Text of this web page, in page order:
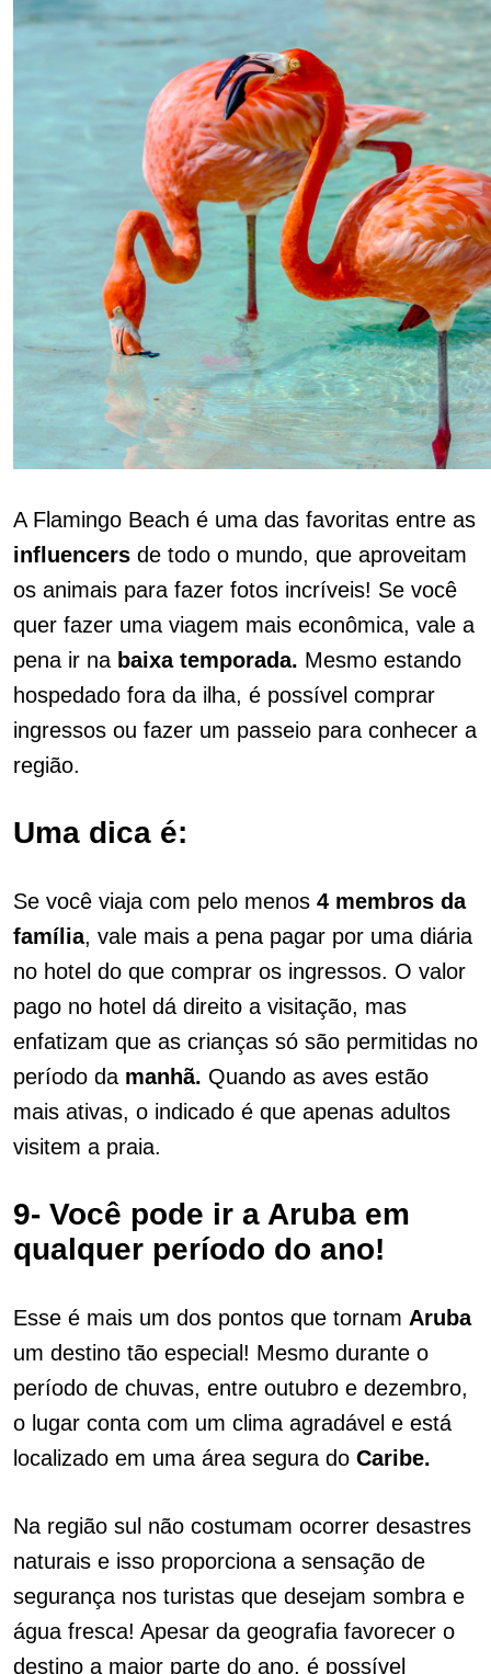
A Flamingo Beach é uma das favoritas entre as
influencers de todo o mundo, que aproveitam
os animais para fazer fotos incríveis! Se você
quer fazer uma viagem mais econômica, vale a
pena ir na baixa temporada. Mesmo estando
hospedado fora da ilha, é possível comprar
ingressos ou fazer um passeio para conhecer a
região.
Uma dica é:
Se você viaja com pelo menos 4 membros da
família, vale mais a pena pagar por uma diária
no hotel do que comprar os ingressos. O valor
pago no hotel dá direito a visitação, mas
enfatizam que as crianças só são permitidas no
período da manhã. Quando as aves estão
mais ativas, o indicado é que apenas adultos
visitem a praia.
9- Você pode ir a Aruba em
qualquer período do ano!
Esse é mais um dos pontos que tornam Aruba
um destino tão especial! Mesmo durante o
período de chuvas, entre outubro e dezembro,
o lugar conta com um clima agradável e está
localizado em uma área segura do Caribe.
Na região sul não costumam ocorrer desastres
naturais e isso proporciona a sensação de
segurança nos turistas que desejam sombra e
água fresca! Apesar da geografia favorecer o
destino a maior parte do ano, é possível